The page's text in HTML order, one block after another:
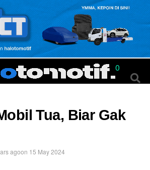
0
Tua, Biar Gak
agoon 15 May 2024